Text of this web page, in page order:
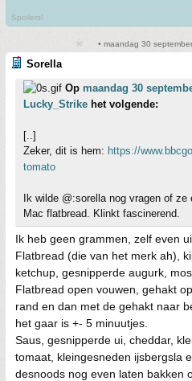
Spoilers!
• maandag 30
Sorella
Op maandag 30
Lucky_Strike het volgende:
[..]
Zeker, dit is hem: https://
tomato
Ik wilde @:sorella nog vragen of
Mac flatbread. Klinkt fascinerend.
Ik heb geen grammen, zelf even
Flatbread (die van het merk ah),
ketchup, gesnipperde augurk,
Flatbread open vouwen, gehakt
rand en dan met de gehakt naar
het gaar is +- 5 minuutjes.
Saus, gesnipperde ui, cheddar,
tomaat, kleingesneden ijsbergsla
desnoods nog even laten bakken